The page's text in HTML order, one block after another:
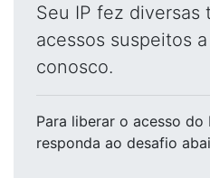
Seu IP fez diversas
acessos suspeitos
conosco.
Para liberar o acesso do
responda ao desafio